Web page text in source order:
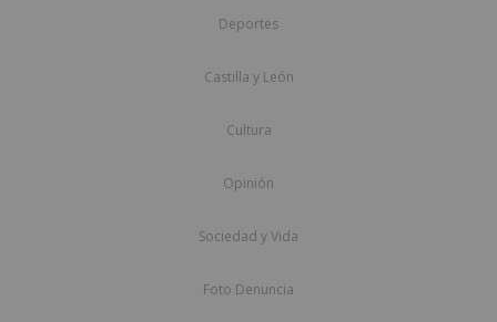
Deportes
Castilla y León
Cultura
Opinión
Sociedad y Vida
Foto Denuncia